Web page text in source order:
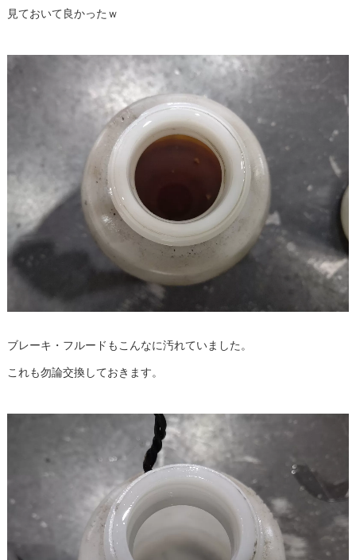
見ておいて良かったｗ
ブレーキ・フルードもこんなに汚れていました。
これも勿論交換しておきます。